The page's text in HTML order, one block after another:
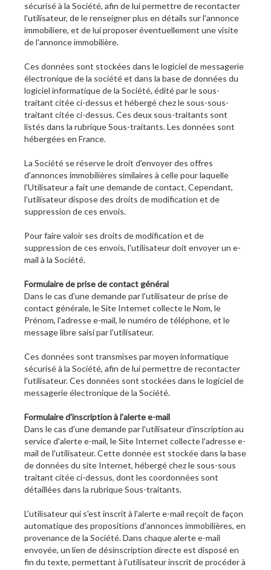
sécurisé à la Société, afin de lui permettre de recontacter
l'utilisateur, de le renseigner plus en détails sur l'annonce
immobiliere, et de lui proposer éventuellement une visite
de l'annonce immobilière.
Ces données sont stockées dans le logiciel de messagerie
électronique de la société et dans la base de données du
logiciel informatique de la Société, édité par le sous-
traitant citée ci-dessus et hébergé chez le sous-sous-
traitant citée ci-dessus. Ces deux sous-traitants sont
listés dans la rubrique Sous-traitants. Les données sont
hébergées en France.
La Société se réserve le droit d'envoyer des offres
d'annonces immobilières similaires à celle pour laquelle
l'Utilisateur a fait une demande de contact. Cependant,
l'utilisateur dispose des droits de modification et de
suppression de ces envois.
Pour faire valoir ses droits de modification et de
suppression de ces envois, l'utilisateur doit envoyer un e-
mail à la Société.
Formulaire de prise de contact général
Dans le cas d'une demande par l'utilisateur de prise de
contact générale, le Site Internet collecte le Nom, le
Prénom, l'adresse e-mail, le numéro de téléphone, et le
message libre saisi par l'utilisateur.
Ces données sont transmises par moyen informatique
sécurisé à la Société, afin de lui permettre de recontacter
l'utilisateur. Ces données sont stockées dans le logiciel de
messagerie électronique de la Société.
Formulaire d'inscription à l'alerte e-mail
Dans le cas d'une demande par l'utilisateur d'inscription au
service d'alerte e-mail, le Site Internet collecte l'adresse e-
mail de l'utilisateur. Cette donnée est stockée dans la base
de données du site Internet, hébergé chez le sous-sous
traitant citée ci-dessus, dont les coordonnées sont
détaillées dans la rubrique Sous-traitants.
L'utilisateur qui s'est inscrit à l'alerte e-mail reçoit de façon
automatique des propositions d'annonces immobilières, en
provenance de la Société. Dans chaque alerte e-mail
envoyée, un lien de désinscription directe est disposé en
fin du texte, permettant à l'utilisateur inscrit de procéder à